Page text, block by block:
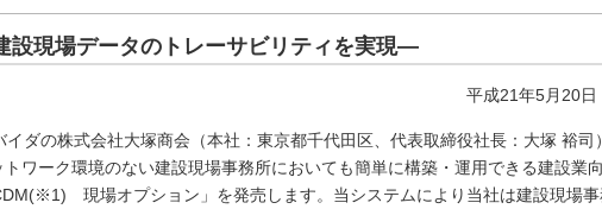
設現場データのトレーサビリティを実現―
平成21年5月20日
イダの株式会社大塚商会（本社：東京都千代田区、代表取締役社長：大塚 裕司
ワーク環境のない建設現場事務所においても簡単に構築・運用できる建設業
現場オプション」を発売します。当システムにより当社は建設現場事